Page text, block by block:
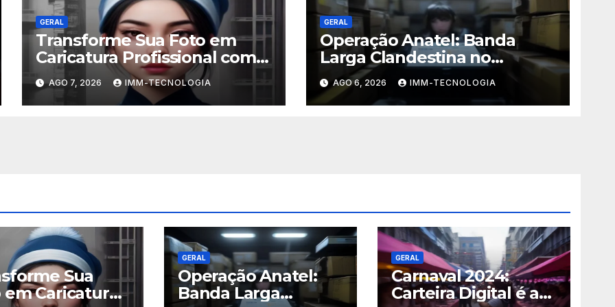
GERAL
Transforme Sua Foto em
Caricatura Profissional com
ChatGPT: A Nova Trend
Digital Explicada
AGO 7, 2026 IMM-TECNOLOGIA
GERAL
Operação Anatel: Banda
Larga Clandestina no
Sudeste Sofre Grande Golpe
com Apreensão de R$ 24 Mil
em Equipamentos
AGO 6, 2026 IMM-TECNOLOGIA
Sua
em Caricatura
GERAL
Operação Anatel:
Banda Larga
GERAL
Carnaval 2024:
Carteira Digital é a